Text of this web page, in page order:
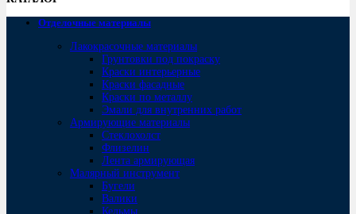
Отделочные материалы
Лакокрасочные материалы
Грунтовки под покраску
Краски интерьерные
Краски фасадные
Краски по металлу
Эмали для внутренних работ
Армирующие материалы
Стеклохолст
Флизелин
Лента армирующая
Малярный инструмент
Бугели
Валики
Кельмы